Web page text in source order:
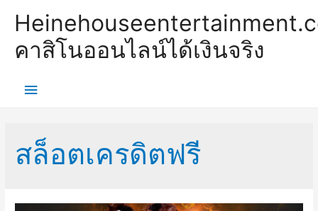
คาสิโนออนไลน์ได้เงินจริง
Main
สล็อตเครดิตฟรี